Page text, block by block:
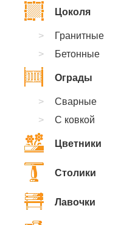
Цоколя
Гранитные
Бетонные
Ограды
Сварные
С ковкой
Цветники
Столики
Лавочки